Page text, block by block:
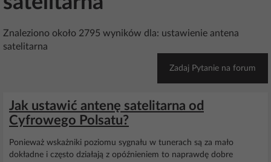
Znaleziono około 2795 wyników dla: ustawienie antena
satelitarna
Zadaj Pytanie na forum
Jak ustawić antenę satelitarna od
Cyfrowego Polsatu?
Ponieważ wskażniki poziomu sygnału w tunerach są za mało
dokładne i często działają z opóźnieniem to naprawdę dobre